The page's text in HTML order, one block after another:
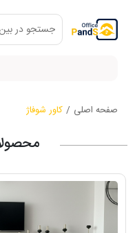
صفحه اصلی / کاور شوفاژ